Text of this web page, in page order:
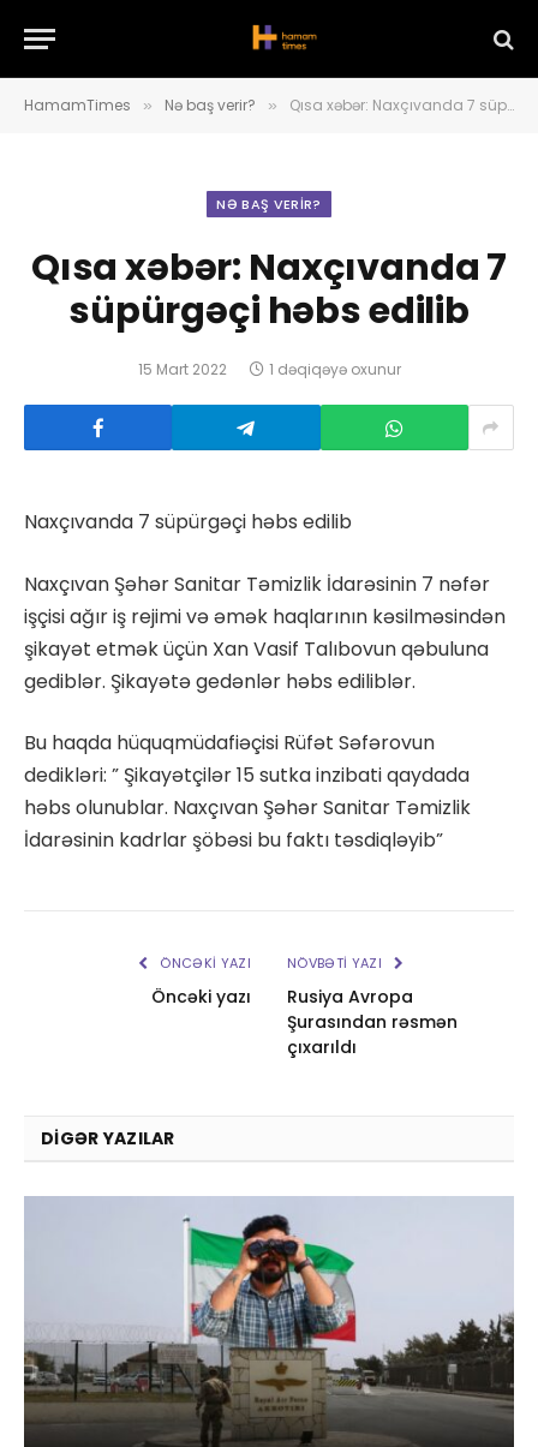
HamamTimes » Nə baş verir? » Qısa xəbər: Naxçıvanda 7 süpürgəçi həbs edilib
NƏ BAŞ VERIR?
Qısa xəbər: Naxçıvanda 7
süpürgəçi həbs edilib
15 Mart 2022 1 dəqiqəyə oxunur
Naxçıvanda 7 süpürgəçi həbs edilib
Naxçıvan Şəhər Sanitar Təmizlik İdarəsinin 7 nəfər
işçisi ağır iş rejimi və əmək haqlarının kəsilməsindən
şikayət etmək üçün Xan Vasif Talıbovun qəbuluna
gediblər. Şikayətə gedənlər həbs ediliblər.
Bu haqda hüquqmüdafiəçisi Rüfət Səfərovun
dedikləri: ” Şikayətçilər 15 sutka inzibati qaydada
həbs olunublar. Naxçıvan Şəhər Sanitar Təmizlik
İdarəsinin kadrlar şöbəsi bu faktı təsdiqləyib”
ÖNCƏKI YAZI
Öncəki yazı
NÖVBƏTI YAZI
Rusiya Avropa
Şurasından rəsmən
çıxarıldı
DIGƏR YAZILAR